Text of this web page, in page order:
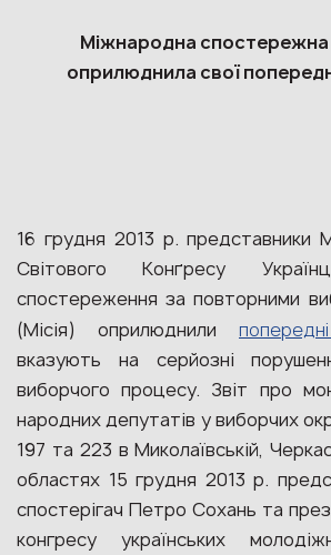
Міжнародна спостережна
оприлюднила свої
16 грудня 2013 р. представники
Світового Конґресу
спостереження за повторними
(Місія) оприлюднили
вказують на серйозні
виборчого процесу. Звіт про
народних депутатів у виборчих
197 та 223 в Миколаївській,
областях 15 грудня 2013 р.
спостерігач Петро Сохань та
конгресу українських